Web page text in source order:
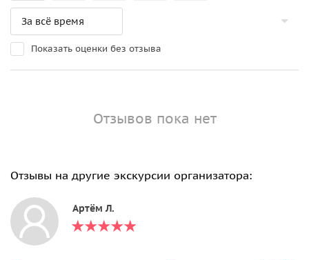
Показать оценки без отзыва
Отзывов пока нет
Отзывы на другие экскурсии организатора:
Артём Л.